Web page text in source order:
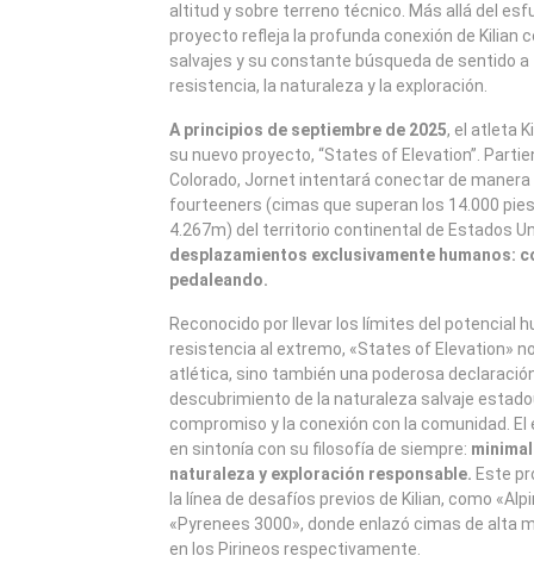
altitud y sobre terreno técnico. Más allá del
proyecto refleja la profunda conexión de Kilian
salvajes y su constante búsqueda de sentido a
resistencia, la naturaleza y la exploración.
A principios de septiembre de 2025, el atleta
su nuevo proyecto, “States of Elevation”.
Colorado, Jornet intentará conectar de
fourteeners (cimas que superan los 14.000
4.267m) del territorio continental de Estados
desplazamientos exclusivamente humanos:
pedaleando.
Reconocido por llevar los límites del potencial
resistencia al extremo, «States of Elevation»
atlética, sino también una poderosa
descubrimiento de la naturaleza salvaje
compromiso y la conexión con la comunidad.
en sintonía con su filosofía de siempre:
naturaleza y exploración responsable. Este
la línea de desafíos previos de Kilian, como
«Pyrenees 3000», donde enlazó cimas de alta
en los Pirineos respectivamente.